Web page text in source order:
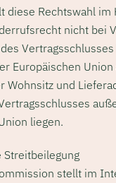
diese Rechtswahl im
nicht bei
Europäischen
Wohnsitz und
liegen.
stellt im